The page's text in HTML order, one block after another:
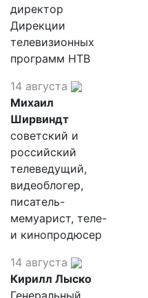
директор
Дирекции
телевизионных
программ НТВ
14 августа
Михаил
Ширвиндт
советский и
российский
телеведущий,
видеоблогер,
писатель-
мемуарист, теле-
и кинопродюсер
14 августа
Кирилл Лыско
Генеральный